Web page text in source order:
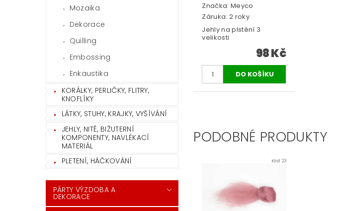
Mozaika
Dekorace
Quilling
Embossing
Enkaustika
KORÁLKY, PERLIČKY, FLITRY,
KNOFLÍKY
LÁTKY, STUHY, KRAJKY, VYŠÍVÁNÍ
JEHLY, NITĚ, BIŽUTERNÍ
KOMPONENTY, NAVLÉKACÍ
MATERIÁL
PLETENÍ, HÁČKOVÁNÍ
PÁRTY VÝZDOBA A
DEKORACE
Značka: Meyco
Záruka: 2 roky
Jehly na plstění 3
velikosti
98 Kč
PODOBNÉ PRODUKTY
Kód: 23